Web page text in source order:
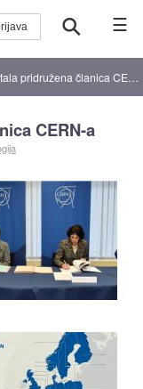
☰
pridružena članica CERN-a
CERN-a